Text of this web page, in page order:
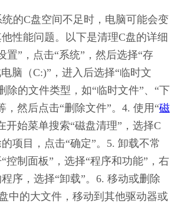
统的C盘空间不足时，电脑可能会变
性能问题。以下是清理C盘的详细
置”，点击“系统”，然后选择“存
脑（C:)”，进入后选择“临时文
除的文件类型，如“临时文件”、“下
，然后点击“删除文件”。4. 使用“磁
开始菜单搜索“磁盘清理”，选择C
项目，点击“确定”。5. 卸载不常
控制面板”，选择“程序和功能”，右
序，选择“卸载”。6. 移动或删除
中的大文件，移动到其他驱动器或